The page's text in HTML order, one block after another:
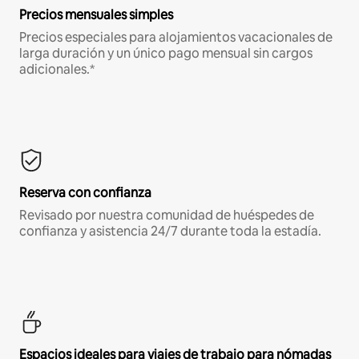
Precios mensuales simples
Precios especiales para alojamientos vacacionales de
larga duración y un único pago mensual sin cargos
adicionales.*
Reserva con confianza
Revisado por nuestra comunidad de huéspedes de
confianza y asistencia 24/7 durante toda la estadía.
Espacios ideales para viajes de trabajo para nómadas